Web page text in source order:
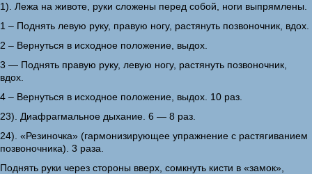
1). Лежа на животе, руки сложены перед собой, ноги выпрямлены.
1 – Поднять левую руку, правую ногу, растянуть позвоночник, вдох.
2 – Вернуться в исходное положение, выдох.
3 — Поднять правую руку, левую ногу, растянуть позвоночник,
вдох.
4 – Вернуться в исходное положение, выдох. 10 раз.
23). Диафрагмальное дыхание. 6 — 8 раз.
24). «Резиночка» (гармонизирующее упражнение с растягиванием
позвоночника). 3 раза.
Поднять руки через стороны вверх, сомкнуть кисти в «замок»,